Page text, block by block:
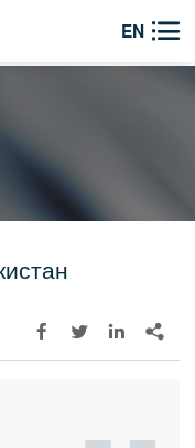
EN 
   